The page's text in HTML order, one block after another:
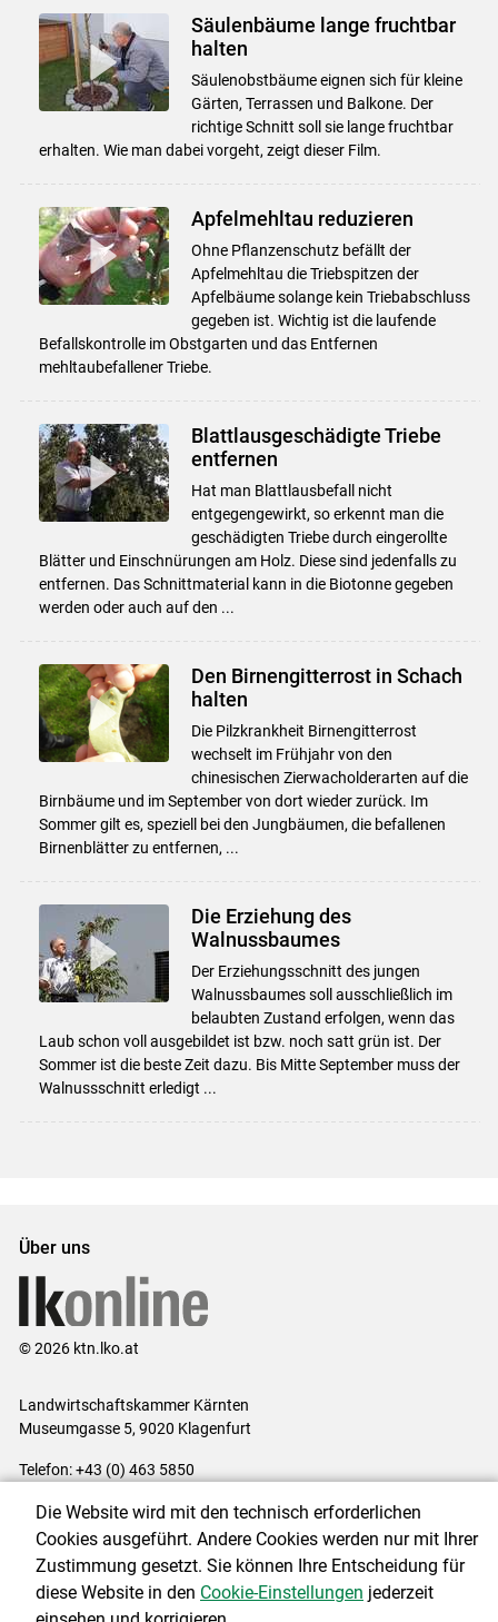
Säulenbäume lange fruchtbar
halten
Säulenobstbäume eignen sich für kleine
Gärten, Terrassen und Balkone. Der
richtige Schnitt soll sie lange fruchtbar
erhalten. Wie man dabei vorgeht, zeigt dieser Film.
Apfelmehltau reduzieren
Ohne Pflanzenschutz befällt der
Apfelmehltau die Triebspitzen der
Apfelbäume solange kein Triebabschluss
gegeben ist. Wichtig ist die laufende
Befallskontrolle im Obstgarten und das Entfernen
mehltaubefallener Triebe.
Blattlausgeschädigte Triebe
entfernen
Hat man Blattlausbefall nicht
entgegengewirkt, so erkennt man die
geschädigten Triebe durch eingerollte
Blätter und Einschnürungen am Holz. Diese sind jedenfalls zu
entfernen. Das Schnittmaterial kann in die Biotonne gegeben
werden oder auch auf den ...
Den Birnengitterrost in Schach
halten
Die Pilzkrankheit Birnengitterrost
wechselt im Frühjahr von den
chinesischen Zierwacholderarten auf die
Birnbäume und im September von dort wieder zurück. Im
Sommer gilt es, speziell bei den Jungbäumen, die befallenen
Birnenblätter zu entfernen, ...
Die Erziehung des
Walnussbaumes
Der Erziehungsschnitt des jungen
Walnussbaumes soll ausschließlich im
belaubten Zustand erfolgen, wenn das
Laub schon voll ausgebildet ist bzw. noch satt grün ist. Der
Sommer ist die beste Zeit dazu. Bis Mitte September muss der
Walnussschnitt erledigt ...
Über uns
© 2026 ktn.lko.at
Landwirtschaftskammer Kärnten
Museumgasse 5, 9020 Klagenfurt
Telefon: +43 (0) 463 5850
Impressum|Kontakt|Datenschutzerklärung|Barrierefreiheit|
Cookie-Einstellungen
Die Website wird mit den technisch erforderlichen
Cookies ausgeführt. Andere Cookies werden nur mit Ihrer
Zustimmung gesetzt. Sie können Ihre Entscheidung für
diese Website in den Cookie-Einstellungen jederzeit